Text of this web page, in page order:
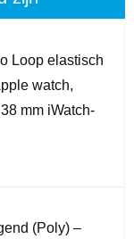
Loop elastisch
watch,
mm iWatch-
(Poly) –